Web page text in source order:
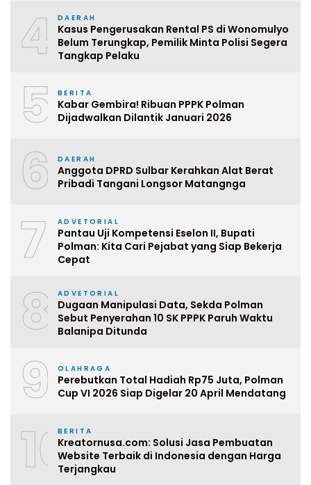
4 DAERAH
Kasus Pengerusakan Rental PS di Wonomulyo
Belum Terungkap, Pemilik Minta Polisi Segera
Tangkap Pelaku
5 BERITA
Kabar Gembira! Ribuan PPPK Polman
Dijadwalkan Dilantik Januari 2026
6 DAERAH
Anggota DPRD Sulbar Kerahkan Alat Berat
Pribadi Tangani Longsor Matangnga
7 ADVETORIAL
Pantau Uji Kompetensi Eselon II, Bupati
Polman: Kita Cari Pejabat yang Siap Bekerja
Cepat
8 ADVETORIAL
Dugaan Manipulasi Data, Sekda Polman
Sebut Penyerahan 10 SK PPPK Paruh Waktu
Balanipa Ditunda
9 OLAHRAGA
Perebutkan Total Hadiah Rp75 Juta, Polman
Cup VI 2026 Siap Digelar 20 April Mendatang
10BERITA
Kreatornusa.com: Solusi Jasa Pembuatan
Website Terbaik di Indonesia dengan Harga
Terjangkau